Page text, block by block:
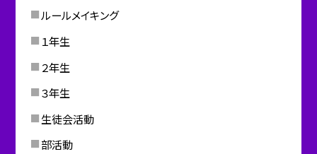
ルールメイキング
１年生
２年生
３年生
生徒会活動
部活動